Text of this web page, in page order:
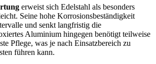
erweist sich Edelstahl als besonders
Seine hohe Korrosionsbeständigkeit
und senkt langfristig die
Aluminium hingegen benötigt teilweise
Pflege, was je nach Einsatzbereich zu
führen kann.